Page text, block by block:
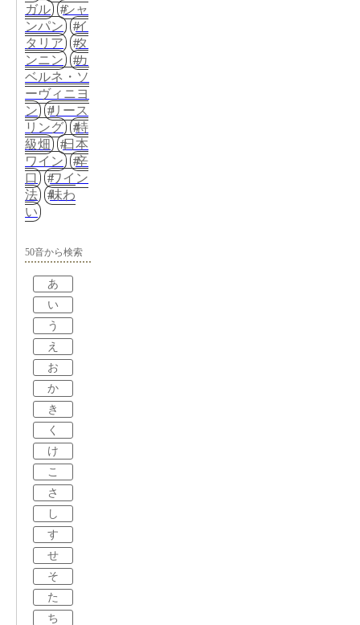
ガル
シャ
ンパン
イ
タリア
タ
ンニン
カ
ベルネ・ソ
ーヴィニヨ
ン
リース
リング
特
級畑
日本
ワイン
辛
口
ワイン
法
味わ
い
50音から検索
あ
い
う
え
お
か
き
く
け
こ
さ
し
す
せ
そ
た
ち